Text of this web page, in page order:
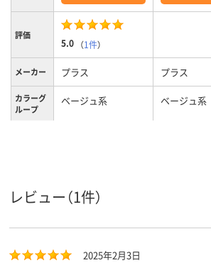
評価
5.0 （1件）
メーカー プラス プラス
カラーグ
ループ
ベージュ系 ベージュ系
最大収容
枚数
180枚
表紙材質 再生PP 再生PP
レビュー（1件）
2025年2月3日